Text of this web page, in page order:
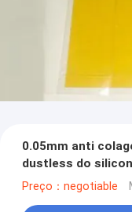
0.05mm anti
dustless do
Preço：negotiable